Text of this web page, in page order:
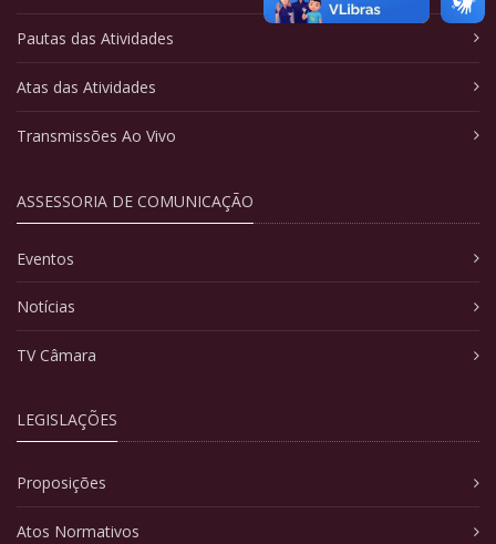
Pautas das Atividades
Atas das Atividades
Transmissões Ao Vivo
ASSESSORIA DE COMUNICAÇÃO
Eventos
Notícias
TV Câmara
LEGISLAÇÕES
Proposições
Atos Normativos